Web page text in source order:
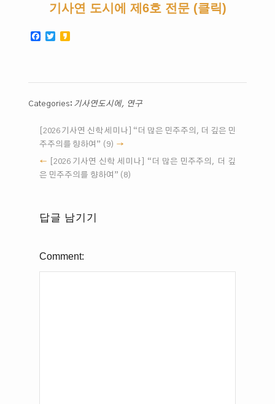
기사연 도시에 제6호 전문 (클릭)
Facebook
Twitter
Categories: 기사연도시에, 연구
[2026 기사연 신학 세미나] “더 많은 민주주의, 더 깊은 민
주주의를 향하여” (9)
[2026 기사연 신학 세미나] “더 많은 민주주의, 더 깊
은 민주주의를 향하여” (8)
답글 남기기
Comment